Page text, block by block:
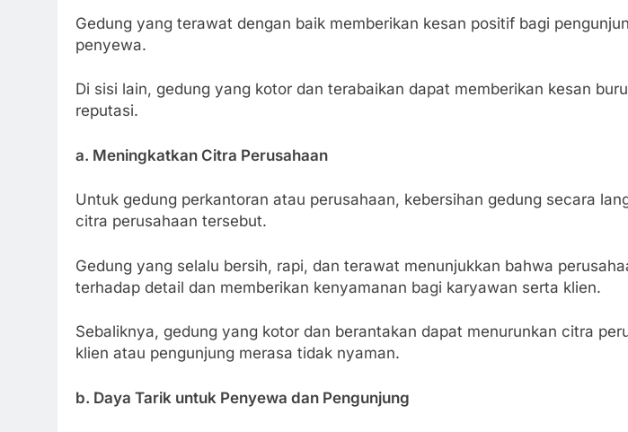
Gedung yang terawat dengan baik memberikan kesan positif bagi
penyewa.
Di sisi lain, gedung yang kotor dan terabaikan dapat memberikan kesan
reputasi.
a. Meningkatkan Citra Perusahaan
Untuk gedung perkantoran atau perusahaan, kebersihan gedung secara
citra perusahaan tersebut.
Gedung yang selalu bersih, rapi, dan terawat menunjukkan bahwa
terhadap detail dan memberikan kenyamanan bagi karyawan serta klien.
Sebaliknya, gedung yang kotor dan berantakan dapat menurunkan citra
klien atau pengunjung merasa tidak nyaman.
b. Daya Tarik untuk Penyewa dan Pengunjung